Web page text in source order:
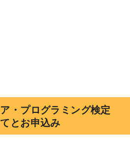
・プログラミング検定
とお申込み